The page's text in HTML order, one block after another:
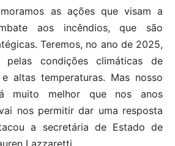
as ações que visam a
aos incêndios, que são
Teremos, no ano de 2025,
pelas condições climáticas de
altas temperaturas. Mas nosso
muito melhor que nos anos
nos permitir dar uma resposta
a secretária de Estado de